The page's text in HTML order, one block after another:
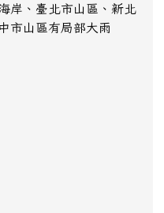
岸、臺北市山區、新北
市山區有局部大雨